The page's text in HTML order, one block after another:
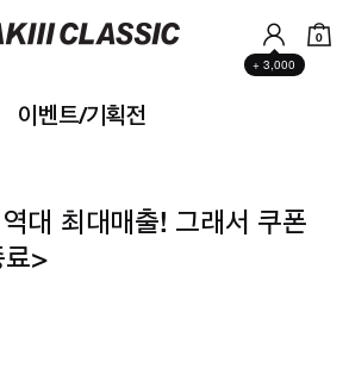
+ 3,000
0
이벤트/기획전
대 최대매출! 그래서 쿠폰
료>